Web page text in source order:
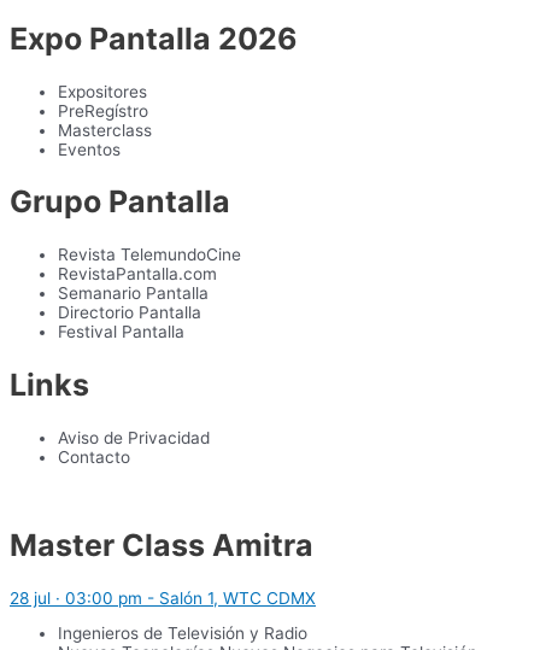
Expo Pantalla 2026
Expositores
PreRegístro
Masterclass
Eventos
Grupo Pantalla
Revista TelemundoCine
RevistaPantalla.com
Semanario Pantalla
Directorio Pantalla
Festival Pantalla
Links
Aviso de Privacidad
Contacto
Master Class Amitra
28 jul · 03:00 pm - Salón 1, WTC CDMX
Ingenieros de Televisión y Radio